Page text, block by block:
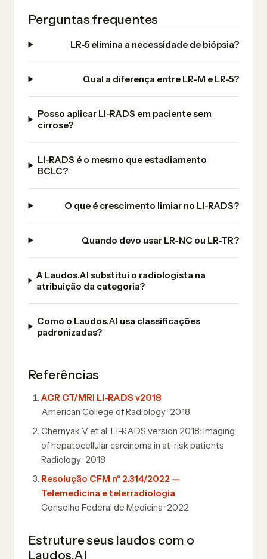
Perguntas frequentes
LR-5 elimina a necessidade de biópsia?
Qual a diferença entre LR-M e LR-5?
Posso aplicar LI-RADS em paciente sem
cirrose?
LI-RADS é o mesmo que estadiamento
BCLC?
O que é crescimento limiar no LI-RADS?
Quando devo usar LR-NC ou LR-TR?
A Laudos.AI substitui o radiologista na
atribuição da categoria?
Como o Laudos.AI usa classificações
padronizadas?
Referências
ACR CT/MRI LI-RADS v2018
American College of Radiology · 2018
Chernyak V et al. LI-RADS version 2018: Imaging
of hepatocellular carcinoma in at-risk patients
Radiology · 2018
Resolução CFM nº 2.314/2022 —
Telemedicina e telerradiologia
Conselho Federal de Medicina · 2022
Estruture seus laudos com o
Laudos.AI